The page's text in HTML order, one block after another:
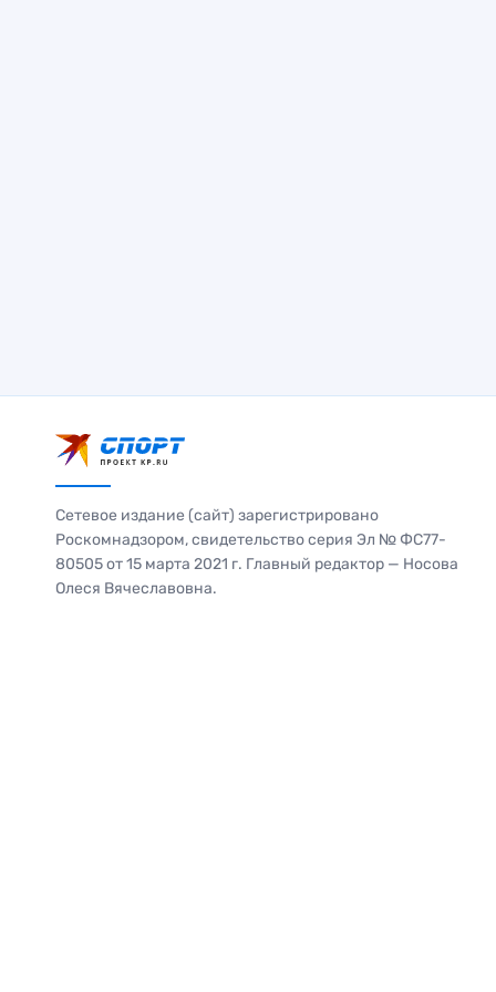
Сетевое издание (сайт) зарегистрировано
Роскомнадзором, свидетельство серия Эл № ФС77-
80505 от 15 марта 2021 г. Главный редактор — Носова
Олеся Вячеславовна.